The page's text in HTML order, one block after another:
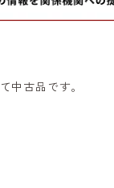
中古品です。